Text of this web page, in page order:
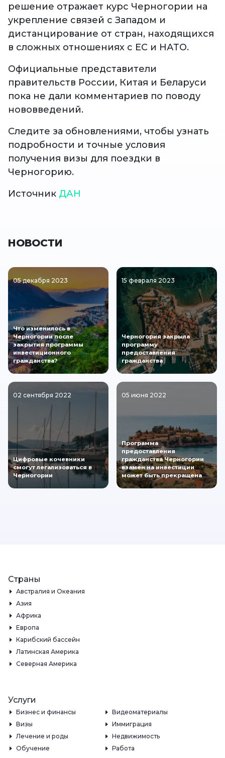
решение отражает курс Черногории на
укрепление связей с Западом и
дистанцирование от стран, находящихся
в сложных отношениях с ЕС и НАТО.
Официальные представители
правительств России, Китая и Беларуси
пока не дали комментариев по поводу
нововведений.
Следите за обновлениями, чтобы узнать
подробности и точные условия
получения визы для поездки в
Черногорию.
Источник ДАН
НОВОСТИ
05 декабря 2023
Что изменилось в
Черногории после
закрытия программы
инвестиционного
гражданства?
15 февраля 2023
Черногория закрыла
программу
предоставления
гражданства
02 сентября 2022
Цифровые кочевники
смогут легализоваться в
Черногории
05 июня 2022
Программа
предоставления
гражданства Черногории
взамен на инвестиции
может быть прекращена
Страны
Австралия и Океания
Азия
Африка
Европа
Карибский бассейн
Латинская Америка
Северная Америка
Услуги
Бизнес и финансы
Видеоматериалы
Визы
Иммиграция
Лечение и роды
Недвижимость
Обучение
Работа